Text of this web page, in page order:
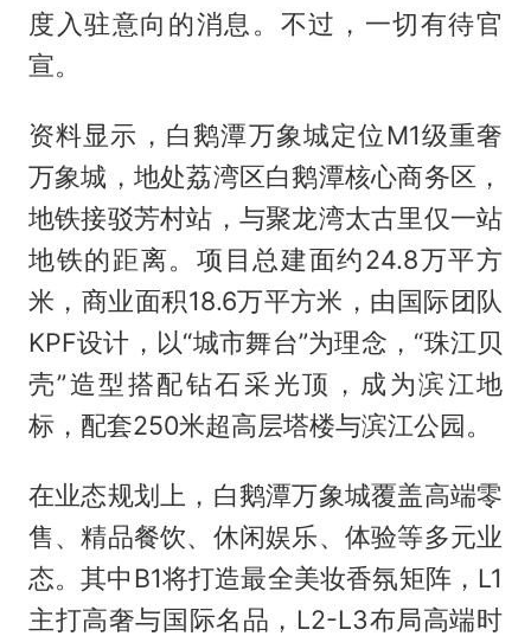
度入驻意向的消息。不过，一切有待官
宣。
资料显示，白鹅潭万象城定位M1级重奢
万象城，地处荔湾区白鹅潭核心商务区，
地铁接驳芳村站，与聚龙湾太古里仅一站
地铁的距离。项目总建面约24.8万平方
米，商业面积18.6万平方米，由国际团队
KPF设计，以“城市舞台”为理念，“珠江贝
壳”造型搭配钻石采光顶，成为滨江地
标，配套250米超高层塔楼与滨江公园。
在业态规划上，白鹅潭万象城覆盖高端零
售、精品餐饮、休闲娱乐、体验等多元业
态。其中B1将打造最全美妆香氛矩阵，L1
主打高奢与国际名品，L2-L3布局高端时